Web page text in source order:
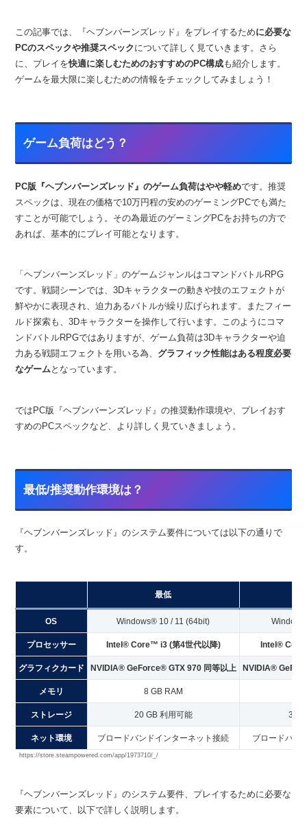
この記事では、『ヘブンバーンズレッド』をプレイするために必要な
PCのスペックや推奨スペックについて詳しく見ていきます。さら
に、プレイを快適に楽しむためのおすすめのPC構成も紹介します。
ゲームを最大限に楽しむための情報をチェックしてみましょう！
ゲーム負荷はどう？
PC版『ヘブンバーンズレッド』のゲーム負荷はやや軽めです。推奨
スペックは、現在の価格で10万円程の安めのゲーミングPCでも満た
すことが可能でしょう。その為最近のゲーミングPCをお持ちの方で
あれば、基本的にプレイ可能となります。
「ヘブンバーンズレッド」のゲームジャンルはコマンドバトルRPG
です。戦闘シーンでは、3Dキャラクターの動きや技のエフェクトが
鮮やかに表現され、迫力あるバトルが繰り広げられます。またフィー
ルド探索も、3Dキャラクターを操作して行います。このようにコマ
ンドバトルRPGではありますが、ゲーム負荷は3Dキャラクターや迫
力ある戦闘エフェクトを用いる為、 グラフィック性能はある程度必要
なゲームとなっています。
ではPC版『ヘブンバーンズレッド』の推奨動作環境や、プレイおす
すめのPCスペックなど、より詳しく見ていきましょう。
最低/推奨動作環境は？
『ヘブンバーンズレッド』のシステム要件については以下の通りで
す。
最低
OS Windows® 10 / 11 (64bit)
プロセッサー Intel® Core™ i3 (第4世代以降) Intel®
グラフィクカード NVIDIA® GeForce® GTX 970 同等以上 NVIDIA®
メモリ 8 GB RAM
ストレージ 20 GB 利用可能 30
ネット環境 ブロードバンドインターネット接続 ブロードバン
https://store.steampowered.com/app/1973710/_/
『ヘブンバーンズレッド』のシステム要件、プレイするために必要な
要素について、以下で詳しく説明します。